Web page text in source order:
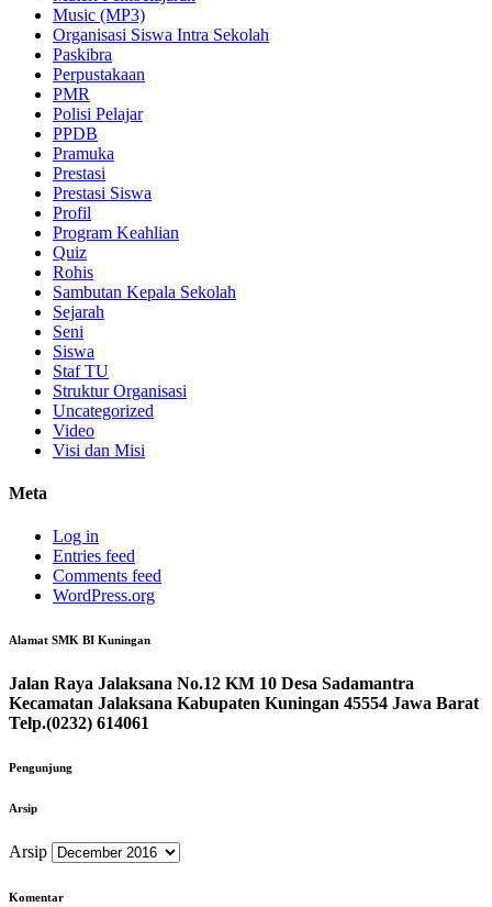
Music (MP3)
Organisasi Siswa Intra Sekolah
Paskibra
Perpustakaan
PMR
Polisi Pelajar
PPDB
Pramuka
Prestasi
Prestasi Siswa
Profil
Program Keahlian
Quiz
Rohis
Sambutan Kepala Sekolah
Sejarah
Seni
Siswa
Staf TU
Struktur Organisasi
Uncategorized
Video
Visi dan Misi
Meta
Log in
Entries feed
Comments feed
WordPress.org
Alamat SMK BI Kuningan
Jalan Raya Jalaksana No.12 KM 10 Desa Sadamantra
Kecamatan Jalaksana Kabupaten Kuningan 45554 Jawa Barat
Telp.(0232) 614061
Pengunjung
Arsip
Arsip
Komentar